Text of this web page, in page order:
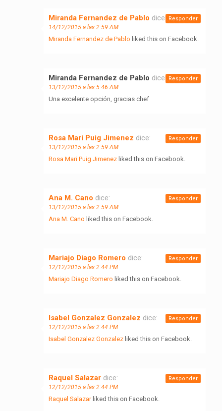
Miranda Fernandez de Pablo dice:
14/12/2015 a las 2:59 AM
Miranda Fernandez de Pablo liked this on Facebook.
Responder
Miranda Fernandez de Pablo dice:
13/12/2015 a las 5:46 AM
Una excelente opción, gracias chef
Responder
Rosa Mari Puig Jimenez dice:
13/12/2015 a las 2:59 AM
Rosa Mari Puig Jimenez liked this on Facebook.
Responder
Ana M. Cano dice:
13/12/2015 a las 2:59 AM
Ana M. Cano liked this on Facebook.
Responder
Mariajo Diago Romero dice:
12/12/2015 a las 2:44 PM
Mariajo Diago Romero liked this on Facebook.
Responder
Isabel Gonzalez Gonzalez dice:
12/12/2015 a las 2:44 PM
Isabel Gonzalez Gonzalez liked this on Facebook.
Responder
Raquel Salazar dice:
12/12/2015 a las 2:44 PM
Raquel Salazarliked this on Facebook.
Responder